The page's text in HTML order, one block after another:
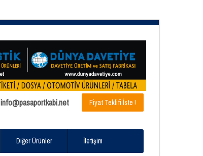
info@pasaportkabi.net Fiyat Teklifi İste !
Diğer Ürünler İletişim